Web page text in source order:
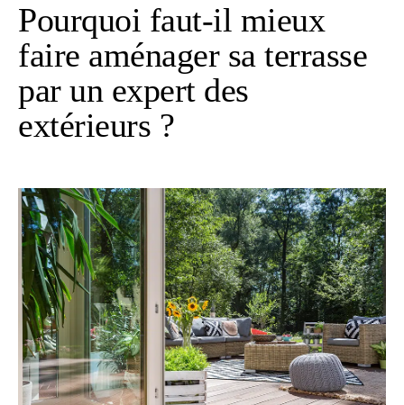
Pourquoi faut-il mieux
faire aménager sa terrasse
par un expert des
extérieurs ?